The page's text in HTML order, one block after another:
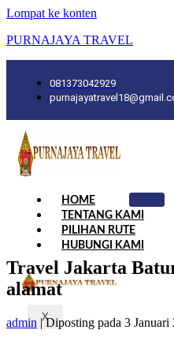
Lompat ke konten
PURNAJAYA TRAVEL
081373042929
HOME
TENTANG KAMI
PILIHAN RUTE
HUBUNGI KAMI
X
Travel Jakarta
alamat
admin |Diposting pada 3 Januari